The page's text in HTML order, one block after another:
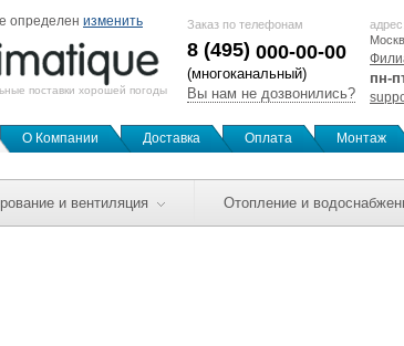
определен изменить
поставки хорошей погоды
Заказ по телефонам
8 (495) 000-00-00
(многоканальный)
Вы нам не дозвонились?
адрес:
пн-
О Компании Доставка Оплата Монтаж
и вентиляция Отопление и